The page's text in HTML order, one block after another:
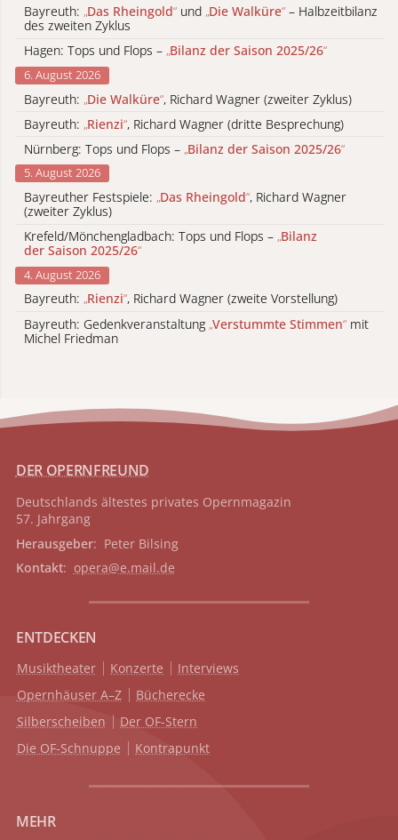
Bayreuth: „Das Rheingold“ und „Die Walküre“ – Halbzeitbilanz
des zweiten Zyklus
Hagen: Tops und Flops – „Bilanz der Saison 2025/26“
6. August 2026
Bayreuth: „Die Walküre“, Richard Wagner (zweiter Zyklus)
Bayreuth: „Rienzi“, Richard Wagner (dritte Besprechung)
Nürnberg: Tops und Flops – „Bilanz der Saison 2025/26“
5. August 2026
Bayreuther Festspiele: „Das Rheingold“, Richard Wagner
(zweiter Zyklus)
Krefeld/Mönchengladbach: Tops und Flops – „Bilanz
der Saison 2025/26“
4. August 2026
Bayreuth: „Rienzi“, Richard Wagner (zweite Vorstellung)
Bayreuth: Gedenkveranstaltung „Verstummte Stimmen“ mit
Michel Friedman
DER OPERNFREUND
Deutschlands ältestes privates Opernmagazin
57. Jahrgang
Herausgeber: Peter Bilsing
Kontakt: opera@e.mail.de
ENTDECKEN
Musiktheater Konzerte
Interviews
Opernhäuser A–Z
Bücherecke
Silberscheiben
Der OF-Stern
Die OF-Schnuppe
Kontrapunkt
MEHR